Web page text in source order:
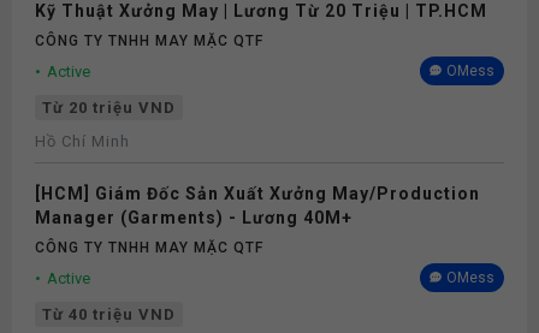
Kỹ Thuật Xưởng May | Lương Từ 20 Triệu | TP.HCM
CÔNG TY TNHH MAY MẶC QTF
Active OMess
Từ 20 triệu VND
Hồ Chí Minh
[HCM] Giám Đốc Sản Xuất Xưởng May/Production
Manager (Garments) - Lương 40M+
CÔNG TY TNHH MAY MẶC QTF
Active OMess
Từ 40 triệu VND